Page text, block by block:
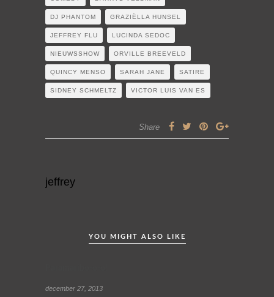
DJ PHANTOM GRAZIËLLA HUNSEL
JEFFREY FLU LUCINDA SEDOC
NIEUWSSHOW ORVILLE BREEVELD
QUINCY MENSO SARAH JANE SATIRE
SIDNEY SCHMELTZ VICTOR LUIS VAN ES
Share
jeffrey
YOU MIGHT ALSO LIKE
december 27, 2013